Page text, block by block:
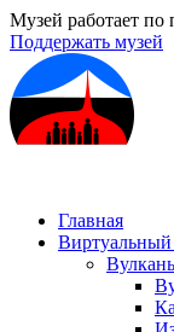
Музей работает по
Поддержать музей
Главная
Виртуальный